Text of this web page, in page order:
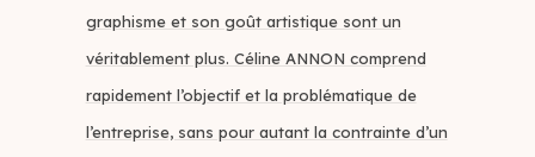
graphisme et son goût artistique sont un
véritablement plus. Céline ANNON comprend
rapidement l’objectif et la problématique de
l’entreprise, sans pour autant la contrainte d’un